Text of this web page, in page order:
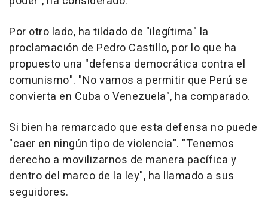
Por otro lado, ha tildado de "ilegítima" la
proclamación de Pedro Castillo, por lo que ha
propuesto una "defensa democrática contra el
comunismo". "No vamos a permitir que Perú se
convierta en Cuba o Venezuela", ha comparado.
Si bien ha remarcado que esta defensa no puede
"caer en ningún tipo de violencia". "Tenemos
derecho a movilizarnos de manera pacífica y
dentro del marco de la ley", ha llamado a sus
seguidores.